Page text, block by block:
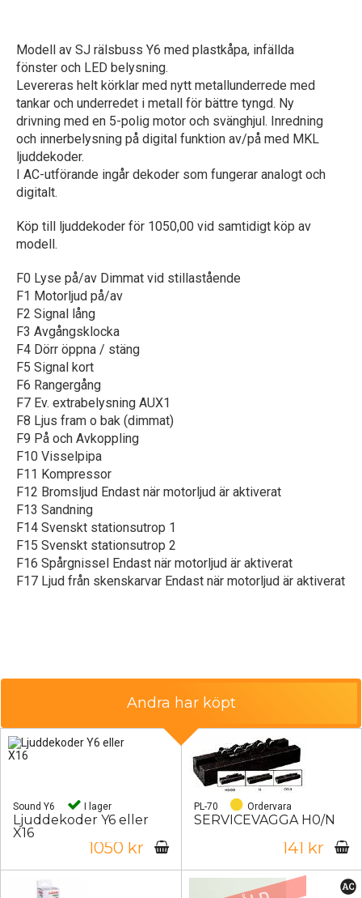
Modell av SJ rälsbuss Y6 med plastkåpa, infällda
fönster och LED belysning.
Levereras helt körklar med nytt metallunderrede med
tankar och underredet i metall för bättre tyngd. Ny
drivning med en 5-polig motor och svänghjul. Inredning
och innerbelysning på digital funktion av/på med MKL
ljuddekoder.
I AC-utförande ingår dekoder som fungerar analogt och
digitalt.
Köp till ljuddekoder för 1050,00 vid samtidigt köp av
modell.
F0 Lyse på/av Dimmat vid stillastående
F1 Motorljud på/av
F2 Signal lång
F3 Avgångsklocka
F4 Dörr öppna / stäng
F5 Signal kort
F6 Rangergång
F7 Ev. extrabelysning AUX1
F8 Ljus fram o bak (dimmat)
F9 På och Avkoppling
F10 Visselpipa
F11 Kompressor
F12 Bromsljud Endast när motorljud är aktiverat
F13 Sandning
F14 Svenskt stationsutrop 1
F15 Svenskt stationsutrop 2
F16 Spårgnissel Endast när motorljud är aktiverat
F17 Ljud från skenskarvar Endast när motorljud är aktiverat
Andra har köpt
Sound Y6 I lager
Ljuddekoder Y6 eller
X16
1050 kr
PL-70 Ordervara
SERVICEVAGGA H0/N
141 kr